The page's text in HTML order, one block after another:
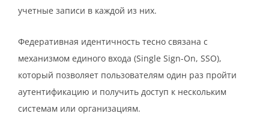
учетные записи в каждой из них.
Федеративная идентичность тесно связана с
механизмом единого входа (Single Sign-On, SSO),
который позволяет пользователям один раз пройти
аутентификацию и получить доступ к нескольким
системам или организациям.